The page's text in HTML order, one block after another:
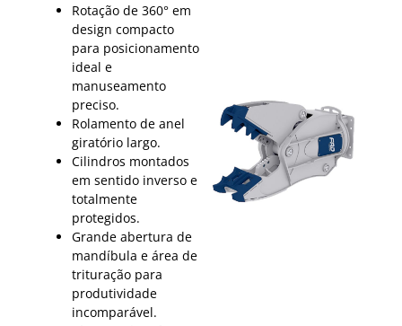
Rotação de 360° em
design compacto
para posicionamento
ideal e
manuseamento
preciso.
Rolamento de anel
giratório largo.
Cilindros montados
em sentido inverso e
totalmente
protegidos.
Grande abertura de
mandíbula e área de
trituração para
produtividade
incomparável.